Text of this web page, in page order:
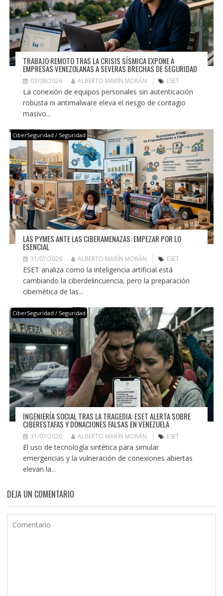
TRABAJO REMOTO TRAS LA CRISIS SÍSMICA EXPONE A
EMPRESAS VENEZOLANAS A SEVERAS BRECHAS DE SEGURIDAD
03/08/2026 ALBERTO MARÍN MORÁN ESET
La conexión de equipos personales sin autenticación
robusta ni antimalware eleva el riesgo de contagio
masivo...
CiberSeguridad / Seguridad
LAS PYMES ANTE LAS CIBERAMENAZAS: EMPEZAR POR LO
ESENCIAL
31/07/2026 ALBERTO MARÍN MORÁN ESET
ESET analiza como la inteligencia artificial está
cambiando la ciberdelincuencia, pero la preparación
cibernética de las...
CiberSeguridad / Seguridad
INGENIERÍA SOCIAL TRAS LA TRAGEDIA: ESET ALERTA SOBRE
CIBERESTAFAS Y DONACIONES FALSAS EN VENEZUELA
31/07/2026 ALBERTO MARÍN MORÁN ESET
El uso de tecnología sintética para simular
emergencias y la vulneración de conexiones abiertas
elevan la...
DEJA UN COMENTARIO